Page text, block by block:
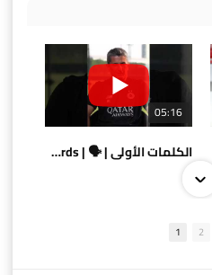
05:16
الكلمات الأولى | 🗣 | First words
1 2